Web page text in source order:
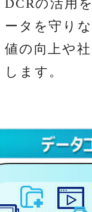
DCRの活用
ータを守り
値の向上や
します。